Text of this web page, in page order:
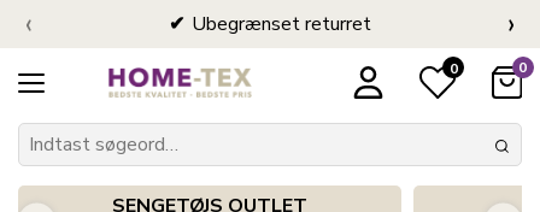
Ubegrænset returret
‹ ›
0 0
SENGETØJS OUTLET